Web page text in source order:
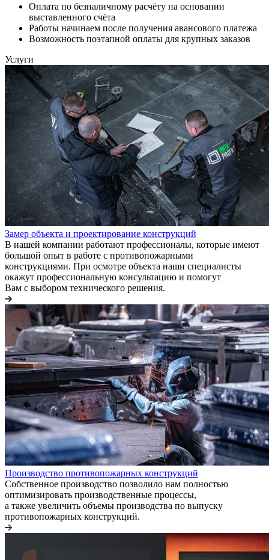
Оплата по безналичному расчёту на основании
выставленного счёта
Работы начинаем после получения авансового платежа
Возможность поэтапной оплаты для крупных заказов
Услуги
Замер объекта и проектирование конструкций
В нашей компании работают профессионалы, которые имеют
большой опыт в работе с противопожарными
конструкциями. При осмотре объекта наши специалисты
окажут профессиональную консультацию и помогут
Вам с выбором технического решения.
Производство противопожарных конструкций
Собственное производство позволило нам полностью
оптимизировать производственные процессы,
а также увеличить объемы производства по выпуску
противопожарных конструкций.